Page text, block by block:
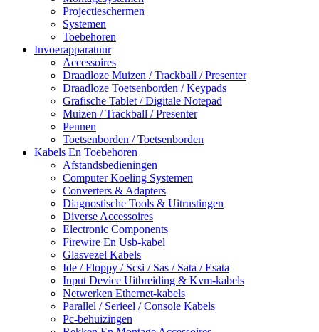
Projectieschermen
Systemen
Toebehoren
Invoerapparatuur
Accessoires
Draadloze Muizen / Trackball / Presenter
Draadloze Toetsenborden / Keypads
Grafische Tablet / Digitale Notepad
Muizen / Trackball / Presenter
Pennen
Toetsenborden / Toetsenborden
Kabels En Toebehoren
Afstandsbedieningen
Computer Koeling Systemen
Converters & Adapters
Diagnostische Tools & Uitrustingen
Diverse Accessoires
Electronic Components
Firewire En Usb-kabel
Glasvezel Kabels
Ide / Floppy / Scsi / Sas / Sata / Esata
Input Device Uitbreiding & Kvm-kabels
Netwerken Ethernet-kabels
Parallel / Serieel / Console Kabels
Pc-behuizingen